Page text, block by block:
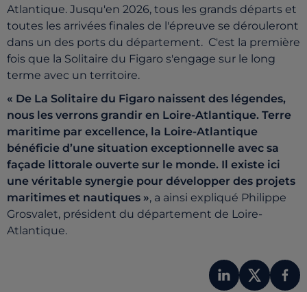
Atlantique. Jusqu'en 2026, tous les grands départs et
toutes les arrivées finales de l'épreuve se dérouleront
dans un des ports du département. C'est la première
fois que la Solitaire du Figaro s'engage sur le long
terme avec un territoire.
« De La Solitaire du Figaro naissent des légendes,
nous les verrons grandir en Loire-Atlantique. Terre
maritime par excellence, la Loire-Atlantique
bénéficie d’une situation exceptionnelle avec sa
façade littorale ouverte sur le monde. Il existe ici
une véritable synergie pour développer des projets
maritimes et nautiques », a ainsi expliqué Philippe
Grosvalet, président du département de Loire-
Atlantique.